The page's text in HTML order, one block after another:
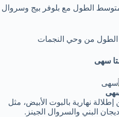
الطول مع بلوفر بيج وسروال
الطول من وحي النجمات
سهى
نهارية بالبوت الأبيض، مثل
البني والسروال الجينز.